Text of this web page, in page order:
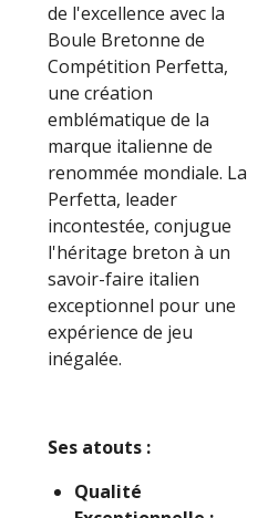
de l'excellence avec la
Boule Bretonne de
Compétition Perfetta,
une création
emblématique de la
marque italienne de
renommée mondiale. La
Perfetta, leader
incontestée, conjugue
l'héritage breton à un
savoir-faire italien
exceptionnel pour une
expérience de jeu
inégalée.
Ses atouts :
Qualité